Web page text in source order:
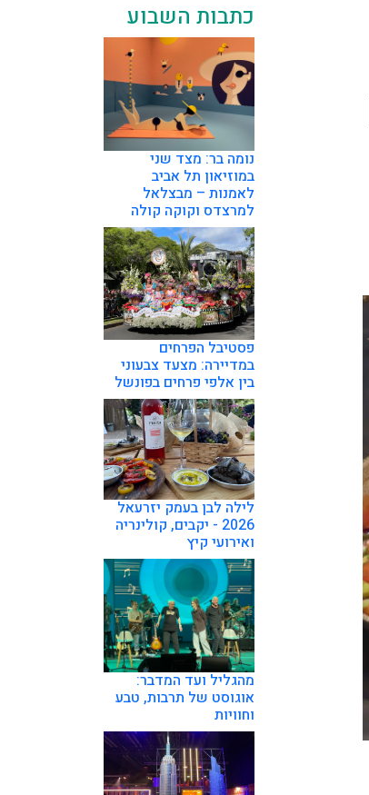
כתבות השבוע
נומה בר: מצד שני
במוזיאון תל אביב
לאמנות – מבצלאל
למרצדס וקוקה קולה
פסטיבל הפרחים
במדיירה: מצעד צבעוני
בין אלפי פרחים בפונשל
לילה לבן בעמק יזרעאל
2026 - יקבים, קולינריה
ואירועי קיץ
מהגליל ועד המדבר:
אוגוסט של תרבות, טבע
וחוויות